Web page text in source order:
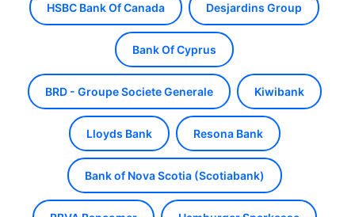
HSBC Bank Of Canada Desjardins Group
Bank Of Cyprus
BRD - Groupe Societe Generale Kiwibank
Lloyds Bank Resona Bank
Bank of Nova Scotia (Scotiabank)